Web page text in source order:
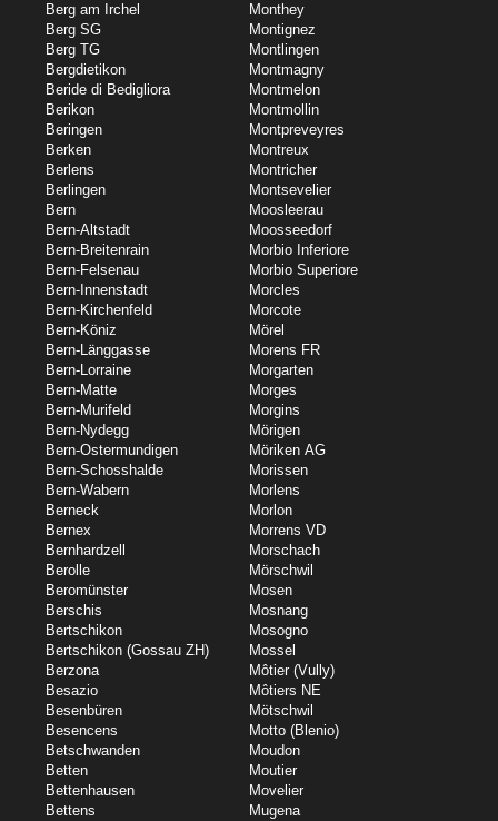
Berg am Irchel
Berg SG
Berg TG
Bergdietikon
Beride di Bedigliora
Berikon
Beringen
Berken
Berlens
Berlingen
Bern
Bern-Altstadt
Bern-Breitenrain
Bern-Felsenau
Bern-Innenstadt
Bern-Kirchenfeld
Bern-Köniz
Bern-Länggasse
Bern-Lorraine
Bern-Matte
Bern-Murifeld
Bern-Nydegg
Bern-Ostermundigen
Bern-Schosshalde
Bern-Wabern
Berneck
Bernex
Bernhardzell
Berolle
Beromünster
Berschis
Bertschikon
Bertschikon (Gossau ZH)
Berzona
Besazio
Besenbüren
Besencens
Betschwanden
Betten
Bettenhausen
Bettens
Monthey
Montignez
Montlingen
Montmagny
Montmelon
Montmollin
Montpreveyres
Montreux
Montricher
Montsevelier
Moosleerau
Moosseedorf
Morbio Inferiore
Morbio Superiore
Morcles
Morcote
Mörel
Morens FR
Morgarten
Morges
Morgins
Mörigen
Möriken AG
Morissen
Morlens
Morlon
Morrens VD
Morschach
Mörschwil
Mosen
Mosnang
Mosogno
Mossel
Môtier (Vully)
Môtiers NE
Mötschwil
Motto (Blenio)
Moudon
Moutier
Movelier
Mugena